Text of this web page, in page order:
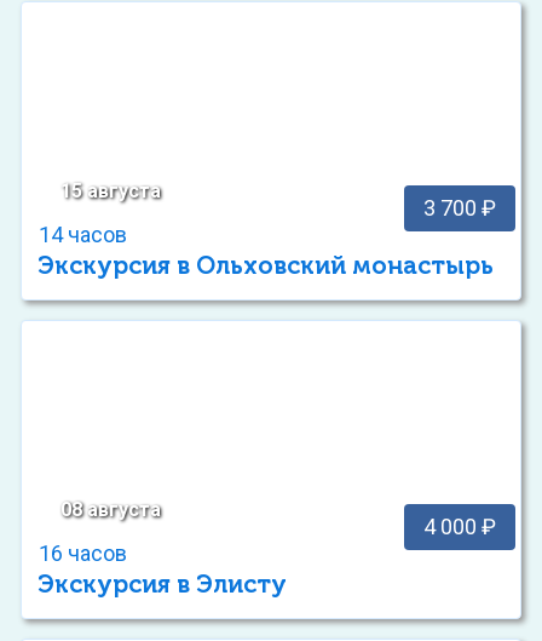
15 августа
3 700 ₽
14 часов
Экскурсия в Ольховский монастырь
08 августа
4 000 ₽
16 часов
Экскурсия в Элисту